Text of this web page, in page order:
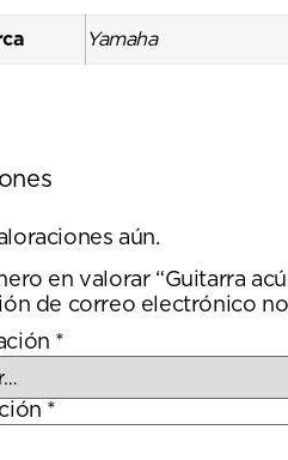
Yamaha
aún.
en valorar “Guitarra
de correo electrónico
*
*